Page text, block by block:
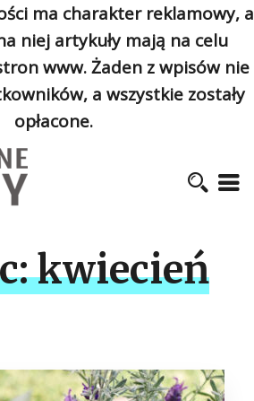
ma charakter reklamowy, a
niej artykuły mają na celu
www. Żaden z wpisów nie
a wszystkie zostały
opłacone.
kwiecień